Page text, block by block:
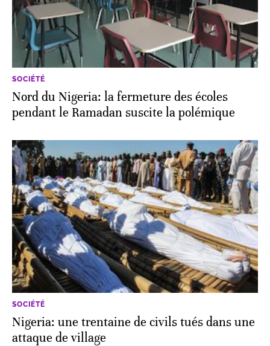
SOCIÉTÉ
Nord du Nigeria: la fermeture des écoles
pendant le Ramadan suscite la polémique
SOCIÉTÉ
Nigeria: une trentaine de civils tués dans une
attaque de village